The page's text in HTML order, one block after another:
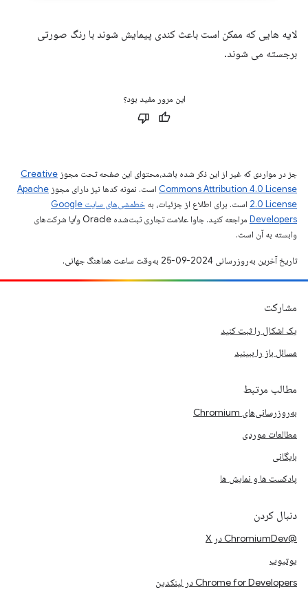
لایه هایی که ممکن است باعث کندی پیمایش شوند با رنگ صورتی
برجسته می شوند.
این مرور مفید بود؟
جز در مواردی که غیر از این ذکر شده باشد،‌محتوای این صفحه تحت مجوز Creative
Commons Attribution 4.0 License است. نمونه کدها نیز دارای مجوز Apache
2.0 License است. برای اطلاع از جزئیات، به
خطمشی‌های سایت Google
Developers‏
مراجعه کنید. جاوا علامت تجاری ثبت‌شده Oracle و/یا شرکت‌های
وابسته به آن است.
تاریخ آخرین به‌روزرسانی 2024-09-25 به‌وقت ساعت هماهنگ جهانی.
مشارکت
یک اشکال را ثبت کنید
مسائل باز را ببینید
مطالب مرتبط
به‌روزرسانی‌های Chromium
مطالعات موردی
بایگانی
پادکست ها و نمایش ها
دنبال کردن
@ChromiumDev در X
یوتیوب
Chrome for Developers در لینکدین